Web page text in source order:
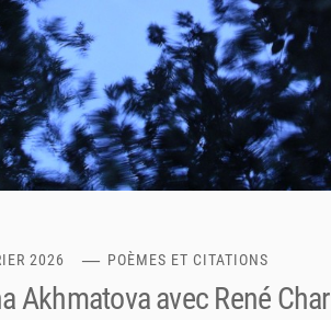
2026 POÈMES ET CITATIONS
Akhmatova avec René Char